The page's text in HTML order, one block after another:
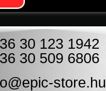
30 123 1942
30 509 6806
store.hu